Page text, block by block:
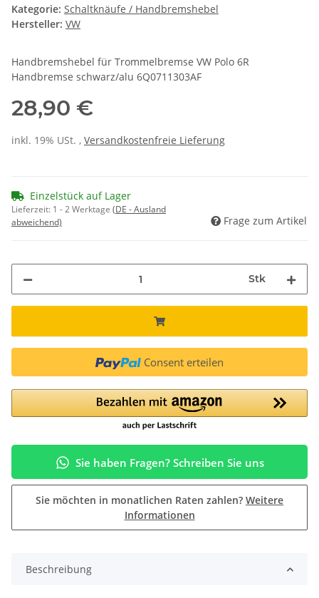
Kategorie: Schaltknäufe / Handbremshebel
Hersteller: VW
Handbremshebel für Trommelbremse VW Polo 6R
Handbremse schwarz/alu 6Q0711303AF
28,90 €
inkl. 19% USt. , Versandkostenfreie Lieferung
Einzelstück auf Lager
Lieferzeit: 1 - 2 Werktage (DE - Ausland
abweichend)
Frage zum Artikel
Stk
Consent erteilen
Sie haben Fragen? Schreiben Sie uns
Sie möchten in monatlichen Raten zahlen? Weitere
Informationen
Beschreibung